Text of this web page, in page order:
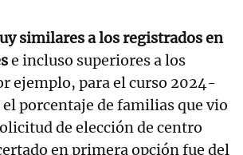
similares a los registrados en
e incluso superiores a los
ejemplo, para el curso 2024-
el porcentaje de familias que vio
de elección de centro
en primera opción fue del